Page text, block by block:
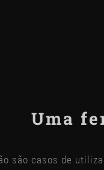
Uma
são casos de